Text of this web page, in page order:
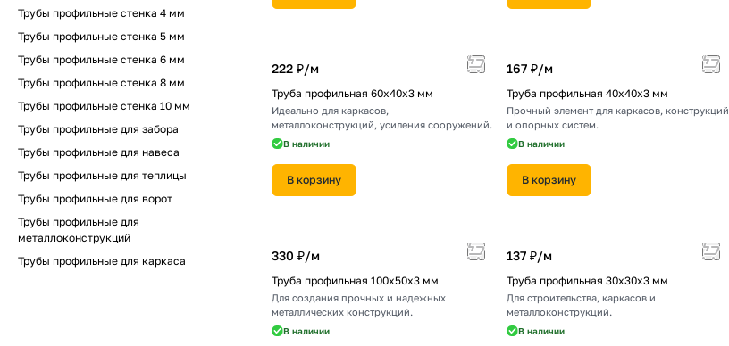
222 ₽/м
Труба профильная 60х40х3 мм
Идеально для каркасов,
металлоконструкций, усиления сооружений.
В наличии
В корзину
167 ₽/м
Труба профильная 40х40х3 мм
Прочный элемент для каркасов, конструкций
и опорных систем.
В наличии
В корзину
330 ₽/м
Труба профильная 100х50х3 мм
Для создания прочных и надежных
металлических конструкций.
В наличии
137 ₽/м
Труба профильная 30х30х3 мм
Для строительства, каркасов и
металлоконструкций.
В наличии
Трубы профильные стенка 4 мм
Трубы профильные стенка 5 мм
Трубы профильные стенка 6 мм
Трубы профильные стенка 8 мм
Трубы профильные стенка 10 мм
Трубы профильные для забора
Трубы профильные для навеса
Трубы профильные для теплицы
Трубы профильные для ворот
Трубы профильные для
металлоконструкций
Трубы профильные для каркаса